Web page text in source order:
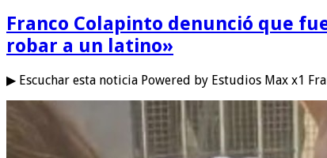
Franco Colapinto denunció que
robar a un latino»
▶ Escuchar esta noticia Powered by Estudios Max x1